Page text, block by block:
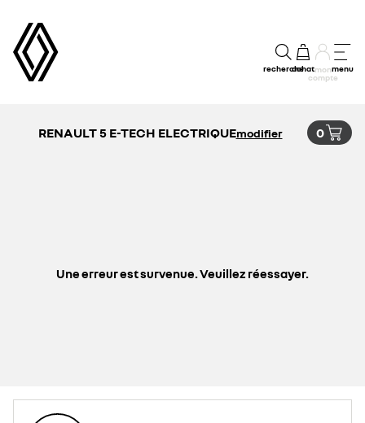
rechercheachatmon
compte
menu
RENAULT 5 E-TECH ELECTRIQUEmodifier 0
Une erreur est survenue. Veuillez réessayer.